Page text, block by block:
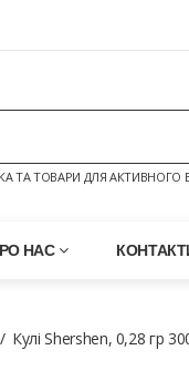
ТА ТОВАРИ ДЛЯ АКТИВНОГО
НАС
Кулі Shershen, 0,28 гр